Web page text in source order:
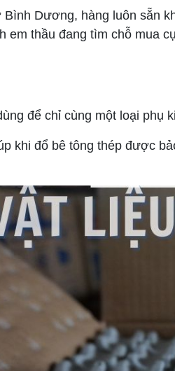
Dương, hàng luôn sẵn
thầu đang tìm chỗ mua
để chỉ cùng một loại phụ
khi đổ bê tông thép được